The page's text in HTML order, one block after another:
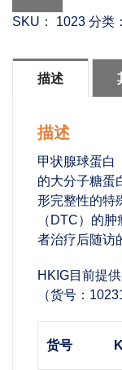
SKU： 1023 分类
描述
描述
甲状腺球蛋白
的大分子糖蛋
形完整性的特
（DTC）的
者治疗后随访
HKIG目前提
（货号：
货号